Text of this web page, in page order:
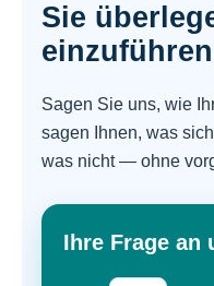
Sie
Sagen Sie uns, wie
sagen Ihnen, was
was nicht — ohne
Ihre Frage an